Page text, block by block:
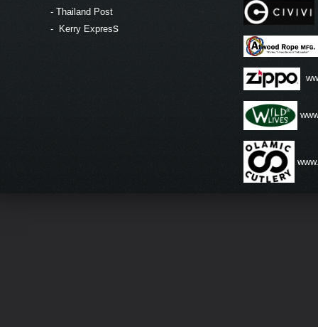
- Thailand Post
-
Kerry Express